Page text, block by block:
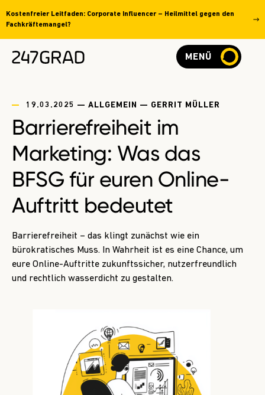
Kostenfreier Leitfaden: Corporate Influencer – Heilmittel gegen den
Fachkräftemangel?
MENÜ
19.03.2025 — ALLGEMEIN — GERRIT MÜLLER
Barrierefreiheit im
Marketing: Was das
BFSG für euren Online-
Auftritt bedeutet
Barrierefreiheit – das klingt zunächst wie ein
bürokratisches Muss. In Wahrheit ist es eine Chance, um
eure Online-Auftritte zukunftssicher, nutzerfreundlich
und rechtlich wasserdicht zu gestalten.